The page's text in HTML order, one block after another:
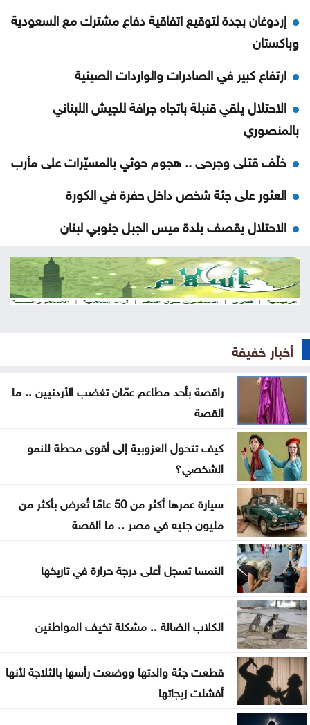
إردوغان بجدة لتوقيع اتفاقية دفاع مشترك مع السعودية
وباكستان
ارتفاع كبير في الصادرات والواردات الصينية
الاحتلال يلقي قنبلة باتجاه جرافة للجيش اللبناني
بالمنصوري
خلّف قتلى وجرحى .. هجوم حوثي بالمسيّرات على مأرب
العثور على جثة شخص داخل حفرة في الكورة
الاحتلال يقصف بلدة ميس الجبل جنوبي لبنان
فينيسيوس جونيور يمدد عقده مع ريال مدريد
ارتفاع عدد إصابات إيبولا إلى أكثر من 4 آلاف بالكونغو
تراجع حركة الملاحة عبر مضيق هرمز
تايلاند .. مقتل وإصابة أكثر من 22 شخصاً بحادث إطلاق
نار داخل مدرسة
التعاون الخليجي يقف بصف السعودية في مواجهة
اعتداءات الحوثيين
اختتام فعاليات الأسبوع السادس من معسكرات الحسين
للعمل والبناء
الذهب يتجه نحو أكبر مكاسب أسبوعية منذ أشهر
أخبار خفيفة
راقصة بأحد مطاعم عمّان تغضب الأردنيين .. ما
القصة
كيف تتحول العزوبية إلى أقوى محطة للنمو
الشخصي؟
سيارة عمرها أكثر من 50 عامًا تُعرض بأكثر من
مليون جنيه في مصر .. ما القصة
النمسا تسجل أعلى درجة حرارة في تاريخها
الكلاب الضالة .. مشكلة تخيف المواطنين
قطعت جثة والدتها ووضعت رأسها بالثلاجة لأنها
أفشلت زيجاتها